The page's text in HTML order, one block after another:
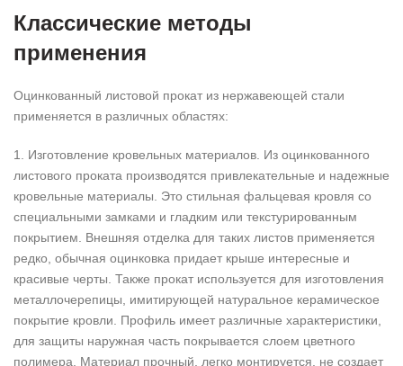
Классические методы
применения
Оцинкованный листовой прокат из нержавеющей стали
применяется в различных областях:
1. Изготовление кровельных материалов. Из оцинкованного
листового проката производятся привлекательные и надежные
кровельные материалы. Это стильная фальцевая кровля со
специальными замками и гладким или текстурированным
покрытием. Внешняя отделка для таких листов применяется
редко, обычная оцинковка придает крыше интересные и
красивые черты. Также прокат используется для изготовления
металлочерепицы, имитирующей натуральное керамическое
покрытие кровли. Профиль имеет различные характеристики,
для защиты наружная часть покрывается слоем цветного
полимера. Материал прочный, легко монтируется, не создает